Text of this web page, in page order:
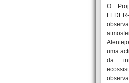
O
uma
da